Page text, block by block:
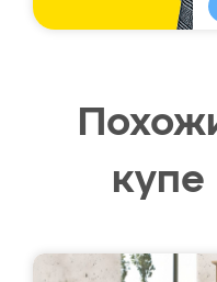
купе